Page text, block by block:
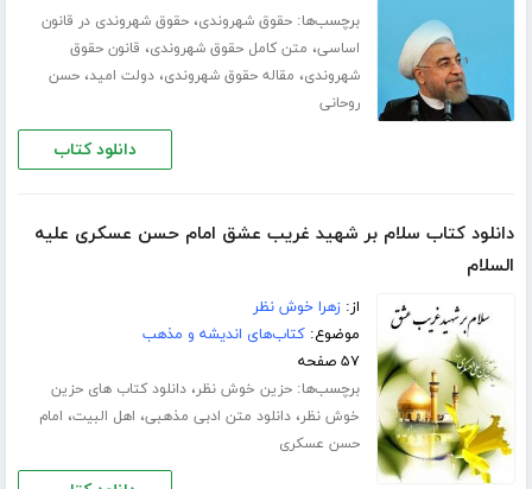
برچسب‌ها:حقوق شهروندی،حقوق شهروندی در قانون
اساسی، متن کامل حقوق شهروندی، قانون حقوق
شهروندی، مقاله حقوق شهروندی،دولت امید،حسن
روحانی
دانلود کتاب
دانلود کتاب سلام بر شهید غریب عشق امام حسن عسکری علیه
السلام
از:زهرا خوش نظر
موضوع:کتاب‌های اندیشه و مذهب
۵۷ صفحه
برچسب‌ها:حزین خوش نظر،دانلود کتاب های حزین
خوش نظر،دانلود متن ادبی مذهبی، اهل البیت، امام
حسن عسکری